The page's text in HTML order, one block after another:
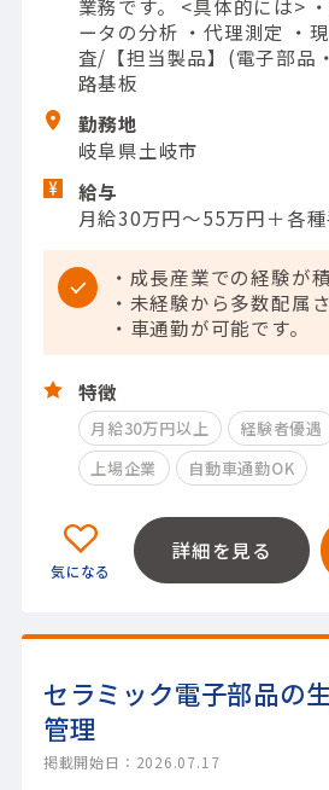
業務です。 <具体的には>
ータの分析 ・代理測定 ・
査/【担当製品】(電子部品
路基板
勤務地
岐阜県土岐市
給与
月給30万円～55万円＋各
・成長産業での経験が
・未経験から多数配属
・車通勤が可能です。
特徴
月給30万円以上 経験者優遇
上場企業
自動車通勤OK
詳細を見る
セラミック電子部品の
管理
掲載開始日：2026.07.17